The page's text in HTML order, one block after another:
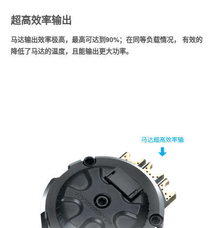
超高效率输出
马达输出效率极高，最高可达到90%；在同等负载情况， 有效的
降低了马达的温度，且能输出更大功率。